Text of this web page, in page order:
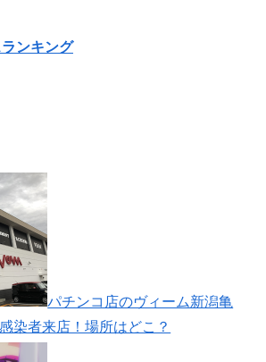
ランキング
パチンコ店のヴィーム新潟亀
染者来店！場所はどこ？